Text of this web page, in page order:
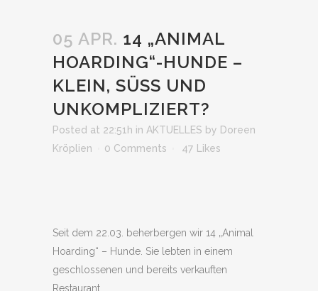
05 APR. 14 „ANIMAL
HOARDING“-HUNDE –
KLEIN, SÜSS UND U
NKOMPLIZIERT?
Posted at 22:51h in AKTUELLES by Doreen
Kröplien
0 Comments 47 Likes
Seit dem 22.03. beherbergen wir 14 „Animal
Hoarding“ – Hunde. Sie lebten in einem
geschlossenen und bereits verkauften
Restaurant.